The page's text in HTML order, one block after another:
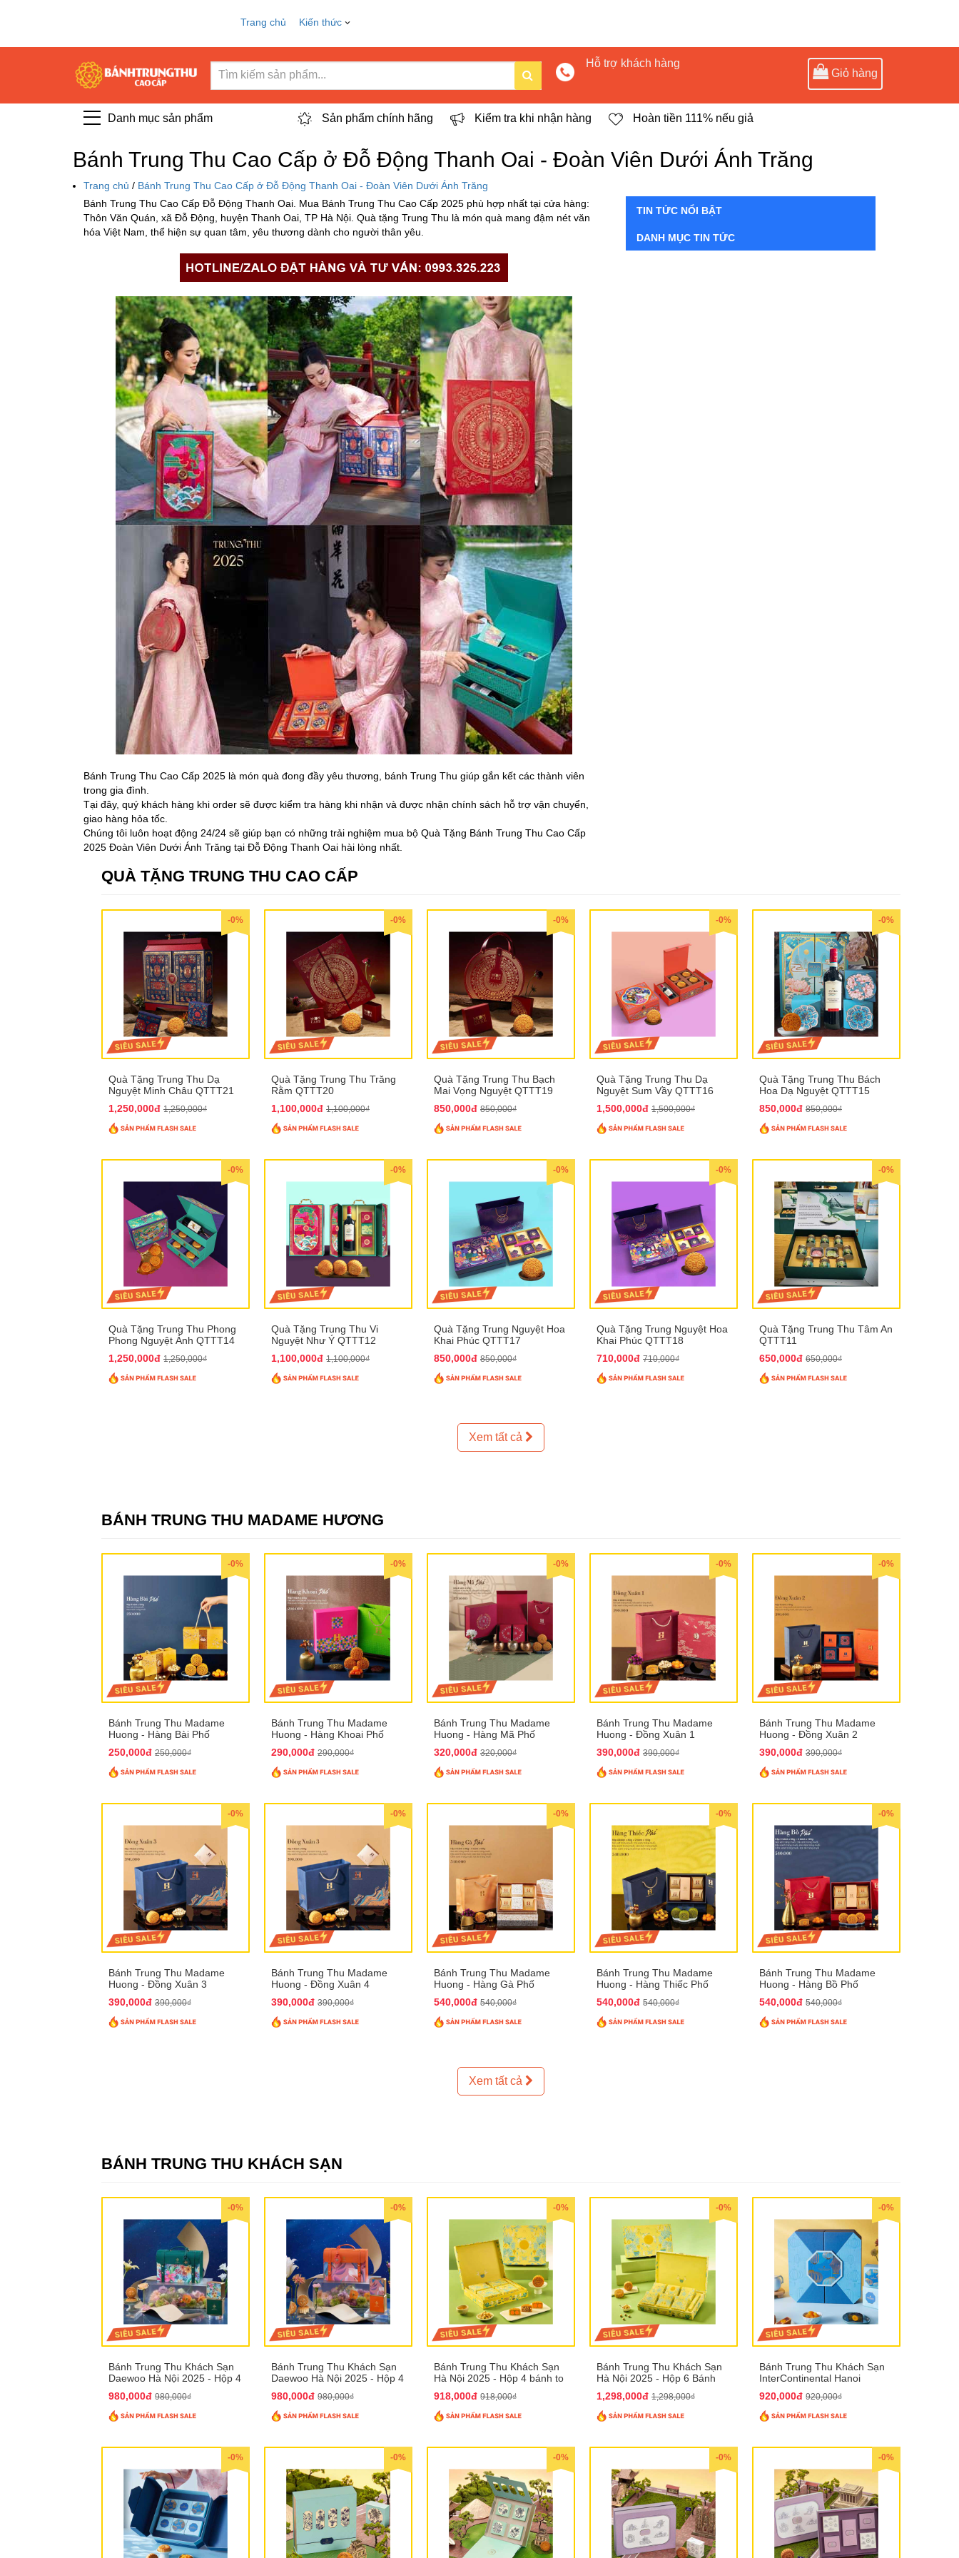
Trang chủ Kiến thức
Hỗ trợ khách hàng
Giỏ hàng
Danh mục sản phẩm Sản phẩm chính hãng Kiểm tra khi nhận hàng Hoàn tiền 111% nếu giả
Bánh Trung Thu Cao Cấp ở Đỗ Động Thanh Oai - Đoàn Viên Dưới Ánh Trăng
Trang chủ / Bánh Trung Thu Cao Cấp ở Đỗ Động Thanh Oai - Đoàn Viên Dưới Ánh Trăng
Bánh Trung Thu Cao Cấp Đỗ Động Thanh Oai. Mua Bánh Trung Thu Cao Cấp 2025 phù hợp nhất tại cửa hàng:
Thôn Văn Quán, xã Đỗ Động, huyện Thanh Oai, TP Hà Nội. Quà tặng Trung Thu là món quà mang đậm nét văn
hóa Việt Nam, thể hiện sự quan tâm, yêu thương dành cho người thân yêu.
Bánh Trung Thu Cao Cấp 2025 là món quà đong đầy yêu thương, bánh Trung Thu giúp gắn kết các thành viên
trong gia đình.
Tại đây, quý khách hàng khi order sẽ được kiểm tra hàng khi nhận và được nhận chính sách hỗ trợ vận chuyển,
giao hàng hỏa tốc.
Chúng tôi luôn hoạt động 24/24 sẽ giúp bạn có những trải nghiệm mua bộ Quà Tặng Bánh Trung Thu Cao Cấp
2025 Đoàn Viên Dưới Ánh Trăng tại Đỗ Động Thanh Oai hài lòng nhất.
QUÀ TẶNG TRUNG THU CAO CẤP
-0%
Quà Tặng Trung Thu Dạ
Nguyệt Minh Châu QTTT21
1,250,000đ 1,250,000₫
-0%
Quà Tặng Trung Thu Trăng
Rằm QTTT20
1,100,000đ 1,100,000₫
-0%
Quà Tặng Trung Thu Bạch
Mai Vọng Nguyệt QTTT19
850,000đ 850,000₫
-0%
Quà Tặng Trung Thu Dạ
Nguyệt Sum Vầy QTTT16
1,500,000đ 1,500,000₫
-0%
Quà Tặng Trung Thu Bách
Hoa Dạ Nguyệt QTTT15
850,000đ 850,000₫
-0%
Quà Tặng Trung Thu Phong
Phong Nguyệt Ảnh QTTT14
1,250,000đ 1,250,000₫
-0%
Quà Tặng Trung Thu Vi
Nguyệt Như Ý QTTT12
1,100,000đ 1,100,000₫
-0%
Quà Tặng Trung Nguyệt Hoa
Khai Phúc QTTT17
850,000đ 850,000₫
-0%
Quà Tặng Trung Nguyệt Hoa
Khai Phúc QTTT18
710,000đ 710,000₫
-0%
Quà Tặng Trung Thu Tâm An
QTTT11
650,000đ 650,000₫
Xem tất cả
BÁNH TRUNG THU MADAME HƯƠNG
-0%
Bánh Trung Thu Madame
Huong - Hàng Bài Phố
250,000đ 250,000₫
-0%
Bánh Trung Thu Madame
Huong - Hàng Khoai Phố
290,000đ 290,000₫
-0%
Bánh Trung Thu Madame
Huong - Hàng Mã Phố
320,000đ 320,000₫
-0%
Bánh Trung Thu Madame
Huong - Đồng Xuân 1
390,000đ 390,000₫
-0%
Bánh Trung Thu Madame
Huong - Đồng Xuân 2
390,000đ 390,000₫
-0%
Bánh Trung Thu Madame
Huong - Đồng Xuân 3
390,000đ 390,000₫
-0%
Bánh Trung Thu Madame
Huong - Đồng Xuân 4
390,000đ 390,000₫
-0%
Bánh Trung Thu Madame
Huong - Hàng Gà Phố
540,000đ 540,000₫
-0%
Bánh Trung Thu Madame
Huong - Hàng Thiếc Phố
540,000đ 540,000₫
-0%
Bánh Trung Thu Madame
Huong - Hàng Bồ Phố
540,000đ 540,000₫
Xem tất cả
BÁNH TRUNG THU KHÁCH SẠN
-0%
Bánh Trung Thu Khách Sạn
Daewoo Hà Nội 2025 - Hộp 4
980,000đ 980,000₫
-0%
Bánh Trung Thu Khách Sạn
Daewoo Hà Nội 2025 - Hộp 4
980,000đ 980,000₫
-0%
Bánh Trung Thu Khách Sạn
Hà Nội 2025 - Hộp 4 bánh to
918,000đ 918,000₫
-0%
Bánh Trung Thu Khách Sạn
Hà Nội 2025 - Hộp 6 Bánh
1,298,000đ 1,298,000₫
-0%
Bánh Trung Thu Khách Sạn
InterContinental Hanoi
920,000đ 920,000₫
-0% -0% -0% -0% -0%
TIN TỨC NỔI BẬT
DANH MỤC TIN TỨC